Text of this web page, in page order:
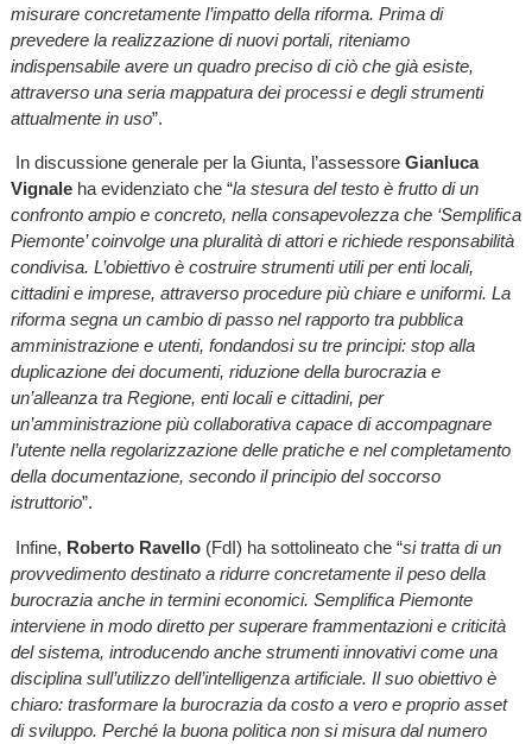
misurare concretamente l’impatto della riforma. Prima di
prevedere la realizzazione di nuovi portali, riteniamo
indispensabile avere un quadro preciso di ciò che già esiste,
attraverso una seria mappatura dei processi e degli strumenti
attualmente in uso”.
In discussione generale per la Giunta, l’assessore Gianluca
Vignaleha evidenziato che “la stesura del testo è frutto di un
confronto ampio e concreto, nella consapevolezza che ‘Semplifica
Piemonte’ coinvolge una pluralità di attori e richiede responsabilità
condivisa. L’obiettivo è costruire strumenti utili per enti locali,
cittadini e imprese, attraverso procedure più chiare e uniformi. La
riforma segna un cambio di passo nel rapporto tra pubblica
amministrazione e utenti, fondandosi su tre principi: stop alla
duplicazione dei documenti, riduzione della burocrazia e
un’alleanza tra Regione, enti locali e cittadini, per
un’amministrazione più collaborativa capace di accompagnare
l’utente nella regolarizzazione delle pratiche e nel completamento
della documentazione, secondo il principio del soccorso
istruttorio”.
Infine, Roberto Ravello(FdI) ha sottolineato che “si tratta di un
provvedimento destinato a ridurre concretamente il peso della
burocrazia anche in termini economici. Semplifica Piemonte
interviene in modo diretto per superare frammentazioni e criticità
del sistema, introducendo anche strumenti innovativi come una
disciplina sull’utilizzo dell’intelligenza artificiale. Il suo obiettivo è
chiaro: trasformare la burocrazia da costo a vero e proprio asset
di sviluppo. Perché la buona politica non si misura dal numero